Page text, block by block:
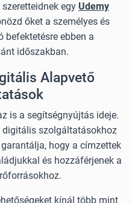
egy Udemy
őket a személyes és
befektetésre ebben a
időszakban.
Alapvető
is a segítségnyújtás ideje.
digitális szolgáltatásokhoz
hogy a címzettek
és hozzáférjenek a
kínál több mint